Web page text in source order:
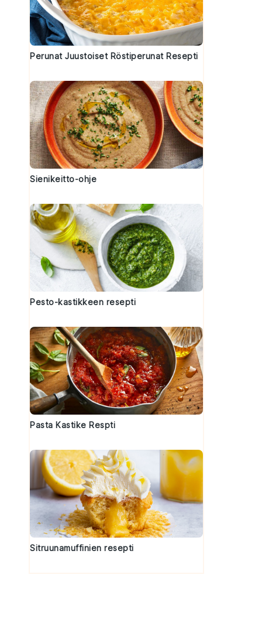
Perunat Juustoiset Röstiperunat Resepti
Sienikeitto-ohje
Pesto-kastikkeen resepti
Pasta Kastike Respti
Sitruunamuffinien resepti